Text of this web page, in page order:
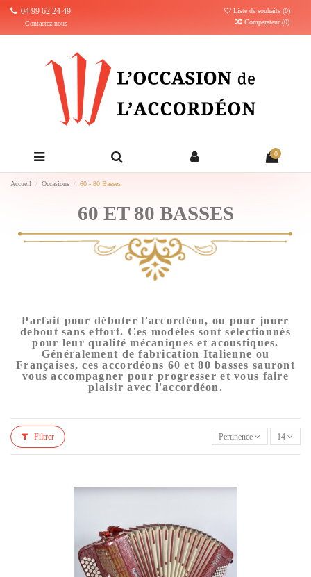
04 99 62 24 49
Contactez-nous
Liste de souhaits (0)
Comparateur (0)
0
Accueil Occasions 60 - 80 Basses
60 ET 80 BASSES
Parfait pour débuter l'accordéon, ou pour jouer
debout sans effort. Ces modèles sont sélectionnés
pour leur qualité mécaniques et acoustiques.
Généralement de fabrication Italienne ou
Françaises, ces accordéons 60 et 80 basses sauront
vous accompagner pour progresser et vous faire
plaisir avec l'accordéon.
Filtrer Pertinence 14